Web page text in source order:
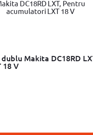
Makita DC18RD
18 V